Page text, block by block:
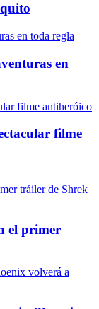
en
filme
el primer